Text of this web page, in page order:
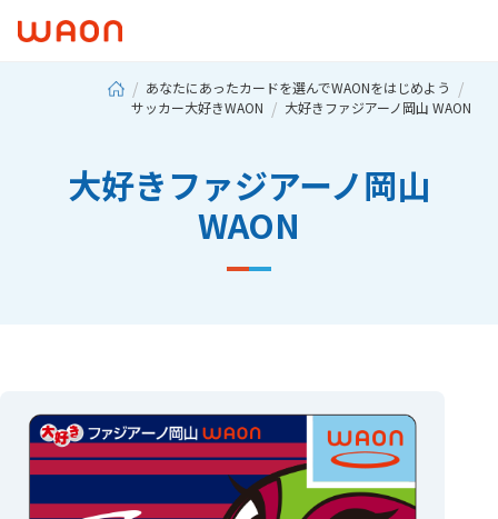
あなたにあったカードを選んでWAONをはじめよう
サッカー大好きWAON
大好きファジアーノ岡山 WAON
大好きファジアーノ岡山
WAON